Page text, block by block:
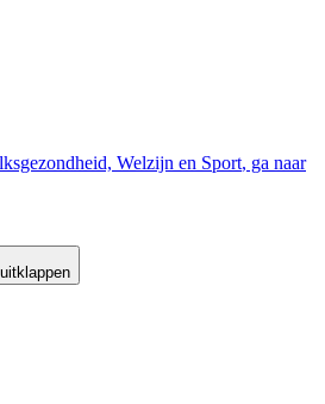
Welzijn en Sport, ga naar